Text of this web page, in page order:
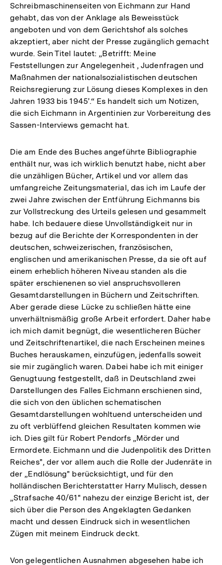
Schreibmaschinenseiten von Eichmann zur Hand
gehabt, das von der Anklage als Beweisstück
angeboten und von dem Gerichtshof als solches
akzeptiert, aber nicht der Presse zugänglich gemacht
wurde. Sein Titel lautet: „Betrifft: Meine
Feststellungen zur Angelegenheit , Judenfragen und
Maßnahmen der nationalsozialistischen deutschen
Reichsregierung zur Lösung dieses Komplexes in den
Jahren 1933 bis 1945’.“ Es handelt sich um Notizen,
die sich Eichmann in Argentinien zur Vorbereitung des
Sassen-Interviews gemacht hat.
Die am Ende des Buches angeführte Bibliographie
enthält nur, was ich wirklich benutzt habe, nicht aber
die unzähligen Bücher, Artikel und vor allem das
umfangreiche Zeitungsmaterial, das ich im Laufe der
zwei Jahre zwischen der Entführung Eichmanns bis
zur Vollstreckung des Urteils gelesen und gesammelt
habe. Ich bedauere diese Unvollständigkeit nur in
bezug auf die Berichte der Korrespondenten in der
deutschen, schweizerischen, französischen,
englischen und amerikanischen Presse, da sie oft auf
einem erheblich höheren Niveau standen als die
später erschienenen so viel anspruchsvolleren
Gesamtdarstellungen in Büchern und Zeitschriften.
Aber gerade diese Lücke zu schließen hätte eine
unverhältnismäßig große Arbeit erfordert. Daher habe
ich mich damit begnügt, die wesentlicheren Bücher
und Zeitschriftenartikel, die nach Erscheinen meines
Buches herauskamen, einzufügen, jedenfalls soweit
sie mir zugänglich waren. Dabei habe ich mit einiger
Genugtuung festgestellt, daß in Deutschland zwei
Darstellungen des Falles Eichmann erschienen sind,
die sich von den üblichen schematischen
Gesamtdarstellungen wohltuend unterscheiden und
zu oft verblüffend gleichen Resultaten kommen wie
ich. Dies gilt für Robert Pendorfs „Mörder und
Ermordete. Eichmann und die Judenpolitik des Dritten
Reiches", der vor allem auch die Rolle der Judenräte in
der „Endlösung" berücksichtigt, und für den
holländischen Berichterstatter Harry Mulisch, dessen
„Strafsache 40/61" nahezu der einzige Bericht ist, der
sich über die Person des Angeklagten Gedanken
macht und dessen Eindruck sich in wesentlichen
Zügen mit meinem Eindruck deckt.
Von gelegentlichen Ausnahmen abgesehen habe ich